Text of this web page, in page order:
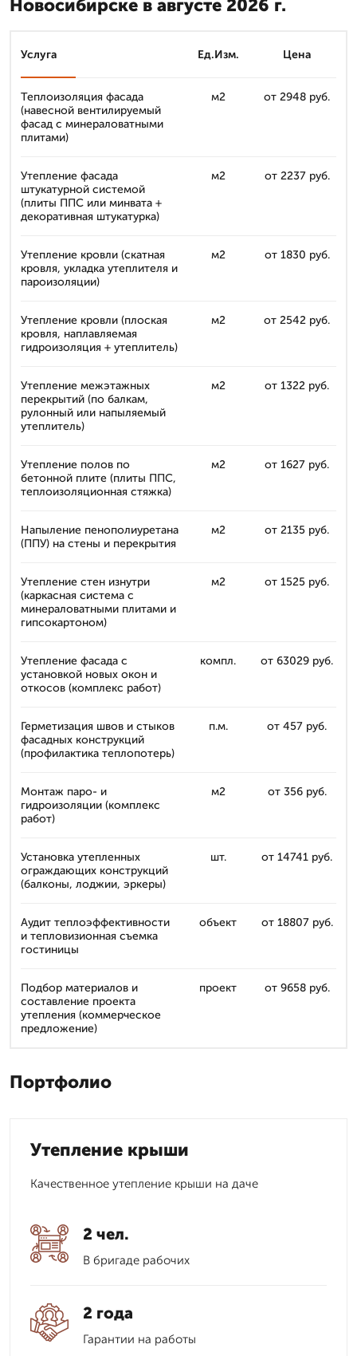
Новосибирске в августе 2026 г.
Услуга Ед.Изм. Цена
Теплоизоляция фасада
(навесной вентилируемый
фасад с минераловатными
плитами)
м2 от 2948 руб.
Утепление фасада
штукатурной системой
(плиты ППС или минвата +
декоративная штукатурка)
м2 от 2237 руб.
Утепление кровли (скатная
кровля, укладка утеплителя и
пароизоляции)
м2 от 1830 руб.
Утепление кровли (плоская
кровля, наплавляемая
гидроизоляция + утеплитель)
м2 от 2542 руб.
Утепление межэтажных
перекрытий (по балкам,
рулонный или напыляемый
утеплитель)
м2 от 1322 руб.
Утепление полов по
бетонной плите (плиты ППС,
теплоизоляционная стяжка)
м2 от 1627 руб.
Напыление пенополиуретана
(ППУ) на стены и перекрытия
м2 от 2135 руб.
Утепление стен изнутри
(каркасная система с
минераловатными плитами и
гипсокартоном)
м2 от 1525 руб.
Утепление фасада с
установкой новых окон и
откосов (комплекс работ)
компл. от 63029 руб.
Герметизация швов и стыков
фасадных конструкций
(профилактика теплопотерь)
п.м. от 457 руб.
Монтаж паро- и
гидроизоляции (комплекс
работ)
м2 от 356 руб.
Установка утепленных
ограждающих конструкций
(балконы, лоджии, эркеры)
шт. от 14741 руб.
Аудит теплоэффективности
и тепловизионная съемка
гостиницы
объект от 18807 руб.
Подбор материалов и
составление проекта
утепления (коммерческое
предложение)
проект от 9658 руб.
Портфолио
Утепление крыши
Качественное утепление крыши на даче
2 чел.
В бригаде рабочих
2 года
Гарантии на работы